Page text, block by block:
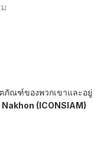
ภัณฑ์ของพวกเขาและอยู่
(ICONSIAM)